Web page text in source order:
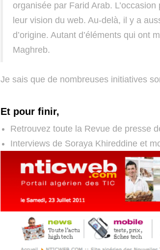
organisée par Farid Arab.
leur vision du web. Au-delà, il y a
d’origine. Autant d’éléments qui ont
Maghreb.
Je sais que de nombreuses initiatives
Et pour finir,
Retrouvez toute la Revue de presse
Interviews de Soraya Khireddine et